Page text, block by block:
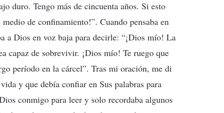
duro. Tengo más de cincuenta años. Si esto
de confinamiento!”. Cuando pensaba en
a Dios en voz baja para decirle: “¡Dios mío! La
capaz de sobrevivir. ¡Dios mío! Te ruego que
período en la cárcel”. Tras mi oración, me di
y que debía confiar en Sus palabras para
conmigo para leer y solo recordaba algunos